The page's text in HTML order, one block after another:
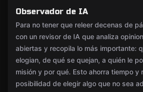
Observador de IA
Para no tener que releer decenas de
con un revisor de IA que analiza
abiertas y recopila lo más importante:
elogian, de qué se quejan, a quién le
misión y por qué. Esto ahorra tiempo y
posibilidad de elegir algo que no sea